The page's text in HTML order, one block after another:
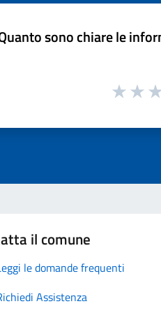
sono chiare le
il comune
le domande frequenti
Assistenza